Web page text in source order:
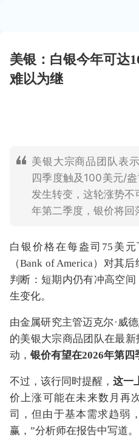
美银：白银今年可达
难以为继
美银大宗商品团队表
四季度触及100美元/
发生转变，这轮涨势
年第二季度，银价将回
白银价格在每盎司75美
（Bank of America）对其
判断：短期内仍有冲高空
生变化。
由金属研究主管迈克尔·威
的美银大宗商品团队在最
动， 银价有望在2026年第
不过，该行同时提醒， 这一
价上涨可能在未来数月再
司，但由于基本需求趋弱
赢，”分析师在报告中写道。